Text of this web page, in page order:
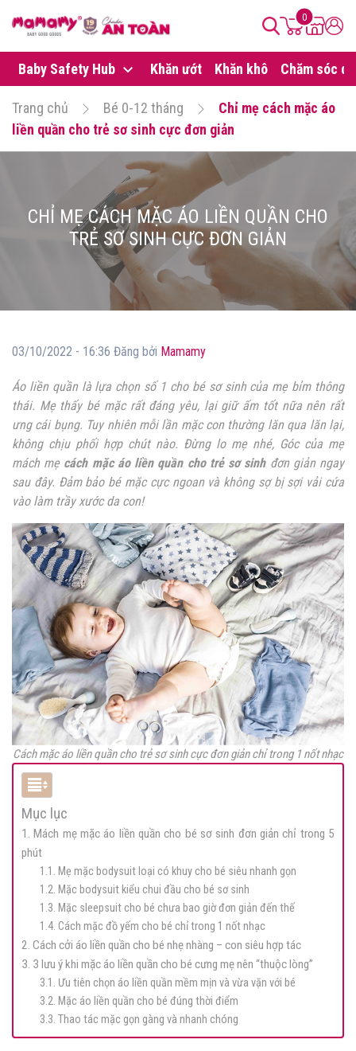
0
Baby Safety Hub Khăn ướt Khăn khô Chăm sóc da
Trang chủ Bé 0-12 tháng
Chỉ mẹ cách mặc áo
liền quần cho trẻ sơ sinh cực đơn giản
CHỈ MẸ CÁCH MẶC ÁO LIỀN QUẦN CHO
TRẺ SƠ SINH CỰC ĐƠN GIẢN
03/10/2022 - 16:36 Đăng bởi Mamamy
Áo liền quần là lựa chọn số 1 cho bé sơ sinh của mẹ bỉm thông
thái. Mẹ thấy bé mặc rất đáng yêu, lại giữ ấm tốt nữa nên rất
ưng cái bụng. Tuy nhiên mỗi lần mặc con thường lăn qua lăn lại,
không chịu phối hợp chút nào. Đừng lo mẹ nhé, Góc của mẹ
mách mẹ cách mặc áo liền quần cho trẻ sơ sinhđơn giản ngay
sau đây. Đảm bảo bé mặc cực ngoan và không sợ bị sợi vải cứa
vào làm trầy xước da con!
Cách mặc áo liền quần cho trẻ sơ sinh cực đơn giản chỉ trong 1 nốt nhạc
Mục lục
1. Mách mẹ mặc áo liền quần cho bé sơ sinh đơn giản chỉ trong 5
phút
1.1. Mẹ mặc bodysuit loại có khuy cho bé siêu nhanh gọn
1.2. Mặc bodysuit kiểu chui đầu cho bé sơ sinh
1.3. Mặc sleepsuit cho bé chưa bao giờ đơn giản đến thế
1.4. Cách mặc đồ yếm cho bé chỉ trong 1 nốt nhạc
2. Cách cởi áo liền quần cho bé nhẹ nhàng – con siêu hợp tác
3. 3 lưu ý khi mặc áo liền quần cho bé cưng mẹ nên “thuộc lòng”
3.1. Ưu tiên chọn áo liền quần mềm mịn và vừa vặn với bé
3.2. Mặc áo liền quần cho bé đúng thời điểm
3.3. Thao tác mặc gọn gàng và nhanh chóng